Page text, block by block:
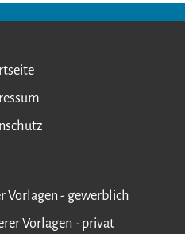
Vorlagen - gewerblich
Vorlagen - privat